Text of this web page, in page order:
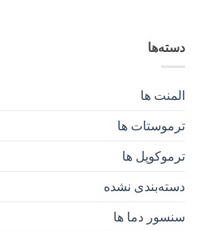
دسته‌ها
المنت ها
ترموستات ها
ترموکوپل ها
دسته‌بندی نشده
سنسور دما ها